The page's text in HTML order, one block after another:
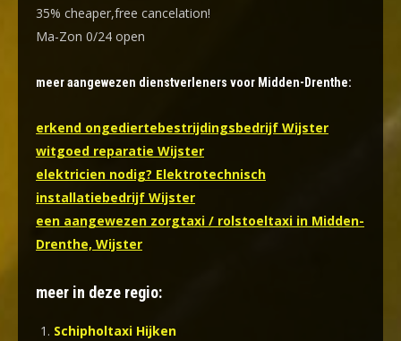
35% cheaper,free cancelation!
Ma-Zon 0/24 open
meer aangewezen dienstverleners voor Midden-Drenthe:
erkend ongediertebestrijdingsbedrijf Wijster
witgoed reparatie Wijster
elektricien nodig? Elektrotechnisch
installatiebedrijf Wijster
een aangewezen zorgtaxi / rolstoeltaxi in Midden-
Drenthe, Wijster
meer in deze regio:
Schipholtaxi Hijken